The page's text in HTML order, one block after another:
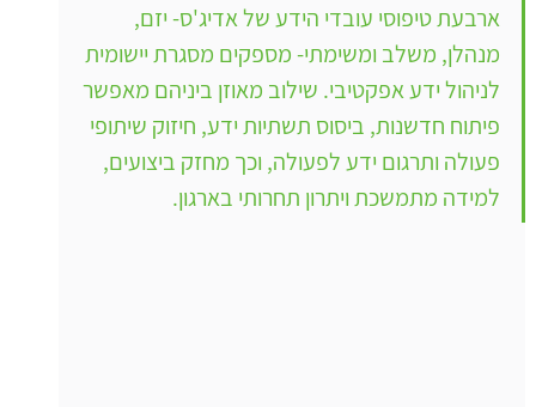
ארבעת טיפוסי עובדי הידע של אדיג'ס- יזם,
מנהלן, משלב ומשימתי- מספקים מסגרת יישומית
לניהול ידע אפקטיבי. שילוב מאוזן ביניהם מאפשר
פיתוח חדשנות, ביסוס תשתיות ידע, חיזוק שיתופי
פעולה ותרגום ידע לפעולה, וכך מחזק ביצועים,
למידה מתמשכת ויתרון תחרותי בארגון.